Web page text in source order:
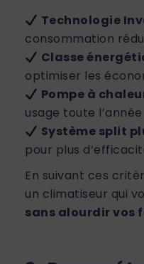
Technologie
consommation
Classe
optimiser les
Pompe à
usage toute l’année
Système split
pour plus
En suivant ces
un climatiseur qui
sans alourdir vos